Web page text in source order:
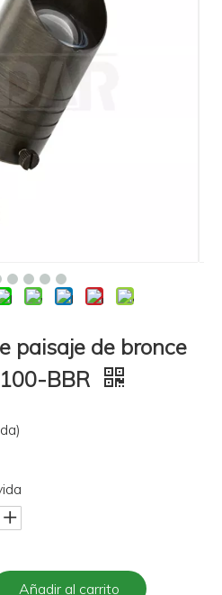
paisaje de bronce
BBR
Añadir al carrito